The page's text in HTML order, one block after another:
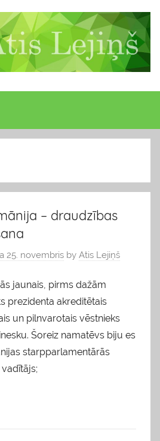
– draudzības
25. novembris by Atis Lejiņš
jaunais, pirms dažām
prezidenta akreditētais
un pilnvarotais vēstnieks
Šoreiz namatēvs biju es
starpparlamentārās